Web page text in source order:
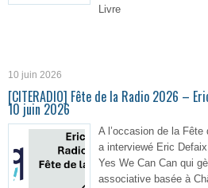
Livre
10 juin 2026
[CITERADIO] Fête de la Radio 2026 –
10 juin 2026
A l’occasion de la
a interviewé Eric
Yes We Can Can qui
associative basée à